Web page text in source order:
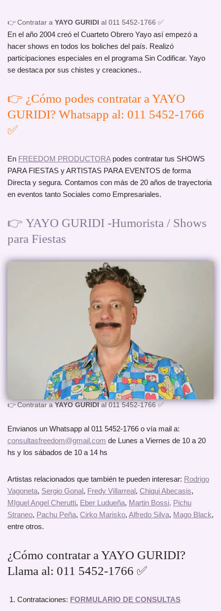
👉 Contratar a YAYO GURIDI al 011 5452-1766 ✅
En el año 2004 creó el Cuarteto Obrero Yayo así empezó a
hacer shows en todos los boliches del país. Realizó
participaciones especiales en el programa Sin Codificar. Yayo
se destaca por sus chistes y creaciones..
👉 ¿Cómo podes contratar a YAYO
GURIDI? Whatsapp al: 011 5452-1766
✅
En FREEDOM PRODUCTORApodes contratar tus SHOWS
PARA FIESTAS y ARTISTAS PARA EVENTOS de forma
Directa y segura. Contamos con más de 20 años de trayectoria
en eventos tanto Sociales como Empresariales.
👉 YAYO GURIDI -Humorista / Shows
para Fiestas
👉 Contratar aYAYO GURIDIal 011 5452-1766 ✅
Envianos un Whatsapp al 011 5452-1766 o vía mail a:
consultasfreedom@gmail.com de Lunes a Viernes de 10 a 20
hs y los sábados de 10 a 14 hs
Artistas relacionados que también te pueden interesar: Rodrigo
Vagoneta, Sergio Gonal, Fredy Villarreal, Chiqui Abecasis,
MIguel Angel Cherutti, Eber Ludueña, Martin Bossi, Pichu
Straneo, Pachu Peña, Cirko Marisko, Alfredo Silva, Mago Black,
entre otros.
¿Cómo contratar a YAYO GURIDI?
Llama al: 011 5452-1766 ✅
Contrataciones: FORMULARIO DE CONSULTAS